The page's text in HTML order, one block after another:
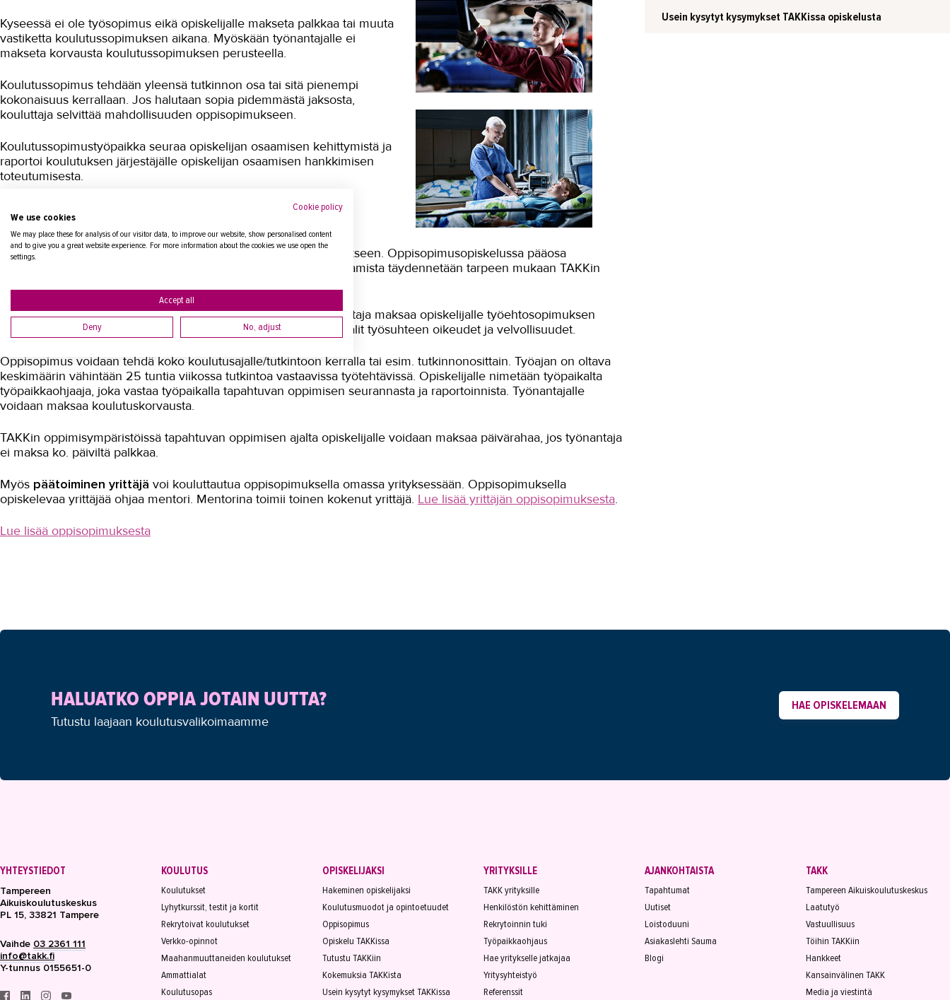
Kyseessä ei ole työsopimus eikä opiskelijalle makseta palkkaa tai muuta
vastiketta koulutussopimuksen aikana. Myöskään työnantajalle ei
makseta korvausta koulutussopimuksen perusteella.
Koulutussopimus tehdään yleensä tutkinnon osa tai sitä pienempi
kokonaisuus kerrallaan. Jos halutaan sopia pidemmästä jaksosta,
kouluttaja selvittää mahdollisuuden oppisopimukseen.
Koulutussopimustyöpaikka seuraa opiskelijan osaamisen kehittymistä ja
raportoi koulutuksen järjestäjälle opiskelijan osaamisen hankkimisen
toteutumisesta.
Oppisopimus
Oppisopimuskoulutus perustuu aina määräaikaiseen työsopimukseen. Oppisopimusopiskelussa pääosa
osaamisesta hankitaan työpaikalla käytännön työtehtävissä. Osaamista täydennetään tarpeen mukaan TAKKin
Oppisopimuskoulutuksessa opiskelija on työsuhteessa ja työnantaja maksaa opiskelijalle työehtosopimuksen
mukaista palkkaa. Oppisopimukseen pätevät muutoinkin normaalit työsuhteen oikeudet ja velvollisuudet.
Oppisopimus voidaan tehdä koko koulutusajalle/tutkintoon kerralla tai esim. tutkinnonosittain. Työajan on oltava
keskimäärin vähintään 25 tuntia viikossa tutkintoa vastaavissa työtehtävissä. Opiskelijalle nimetään työpaikalta
työpaikkaohjaaja, joka vastaa työpaikalla tapahtuvan oppimisen seurannasta ja raportoinnista. Työnantajalle
voidaan maksaa koulutuskorvausta.
TAKKin oppimisympäristöissä tapahtuvan oppimisen ajalta opiskelijalle voidaan maksaa päivärahaa, jos työnantaja
ei maksa ko. päiviltä palkkaa.
Myös päätoiminen yrittäjä voi kouluttautua oppisopimuksella omassa yrityksessään. Oppisopimuksella
opiskelevaa yrittäjää ohjaa mentori. Mentorina toimii toinen kokenut yrittäjä. Lue lisää yrittäjän oppisopimuksesta.
Lue lisää oppisopimuksesta
Usein kysytyt kysymykset TAKKissa opiskelusta
HALUATKO OPPIA JOTAIN UUTTA?
Tutustu laajaan koulutusvalikoimaamme
HAE OPISKELEMAAN
YHTEYSTIEDOT
Tampereen
Aikuiskoulutuskeskus
PL 15, 33821 Tampere
Vaihde 03 2361 111
info@takk.fi
Y-tunnus 0155651-0
KOULUTUS
Koulutukset
Lyhytkurssit, testit ja kortit
Rekrytoivat koulutukset
Verkko-opinnot
Maahanmuuttaneiden koulutukset
Ammattialat
Koulutusopas
OPISKELIJAKSI
Hakeminen opiskelijaksi
Koulutusmuodot ja opintoetuudet
Oppisopimus
Opiskelu TAKKissa
Tutustu TAKKiin
Kokemuksia TAKKista
Usein kysytyt kysymykset TAKKissa
YRITYKSILLE
TAKK yrityksille
Henkilöstön kehittäminen
Rekrytoinnin tuki
Työpaikkaohjaus
Hae yritykselle jatkajaa
Yritysyhteistyö
Referenssit
AJANKOHTAISTA
Tapahtumat
Uutiset
Loistoduuni
Asiakaslehti Sauma
Blogi
TAKK
Tampereen Aikuiskoulutuskeskus
Laatutyö
Vastuullisuus
Töihin TAKKiin
Hankkeet
Kansainvälinen TAKK
Media ja viestintä
Cookie policy
We use cookies
We may place these for analysis of our visitor data, to improve our website, show personalised content
and to give you a great website experience. For more information about the cookies we use open the
settings.
Accept all
Deny No, adjust